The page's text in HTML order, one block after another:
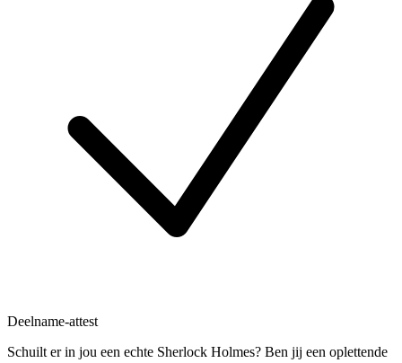
Deelname-attest
Schuilt er in jou een echte Sherlock Holmes? Ben jij een oplettende